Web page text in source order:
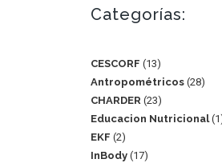
Categorías:
CESCORF 13
Antropométricos 28
CHARDER 23
Educacion Nutricional 1
EKF 2
InBody 17